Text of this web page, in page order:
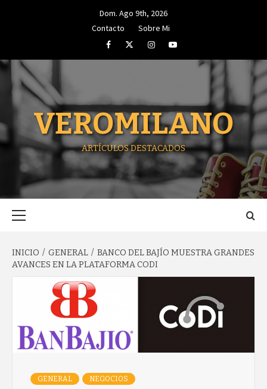
Dom. Ago 9th, 2026
Contacto
Sobre Mi
FacebookTwitterInstagramYoutube
VEROMILANO
ARTÍCULOS DESTACADOS
INICIO GENERAL
BANCO DEL BAJÍO MUESTRA GRANDES
AVANCES EN LA PLATAFORMA CODI
GENERAL NEGOCIOS